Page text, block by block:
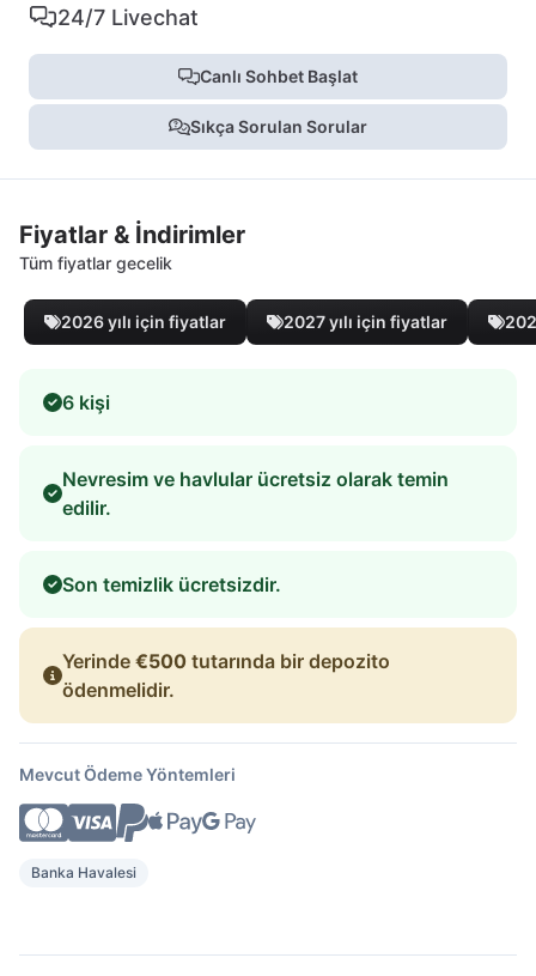
24/7 Livechat
Canlı Sohbet Başlat
Sıkça Sorulan Sorular
Fiyatlar & İndirimler
Tüm fiyatlar gecelik
2026 yılı için fiyatlar 2027 yılı için fiyatlar
6 kişi
Nevresim ve havlular ücretsiz olarak temin
edilir.
Son temizlik ücretsizdir.
Yerinde €500 tutarında bir depozito
ödenmelidir.
Mevcut Ödeme Yöntemleri
Banka Havalesi